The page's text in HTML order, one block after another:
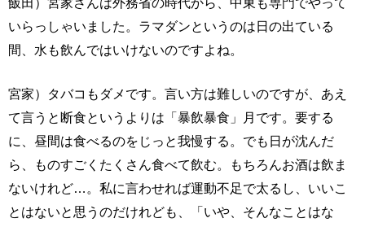
いらっしゃいました。ラマダンというのは日の出ている
間、水も飲んではいけないのですよね。
宮家）タバコもダメです。言い方は難しいのですが、あえ
て言うと断食というよりは「暴飲暴食」月です。要する
に、昼間は食べるのをじっと我慢する。でも日が沈んだ
ら、ものすごくたくさん食べて飲む。もちろんお酒は飲ま
ないけれど…。私に言わせれば運動不足で太るし、いいこ
とはないと思うのだけれども、「いや、そんなことはな